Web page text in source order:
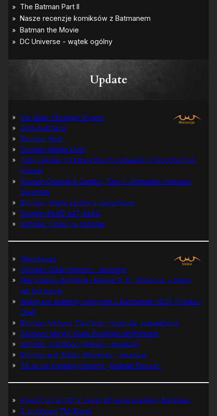
Update
Bat-Man: Pierwszy Rycerz
Grób Batmana
Batman: Hush
Batman: Wojna Cieni
Tuzy Jokera: 13 klasycznych opowieści o zbrodniczym
klaunie
Batman Detective Comics, Tom 1: Gothamski Nokturn:
Uwertura
Batman: Wojna żartów z zagadkami
Batman #445-447, #480
Batman: Śmierć w rodzinie
Wątpliwość
Batman: Dark Patterns – recenzja
Nie prześpij Batmana i Robina P. K. Johnsona + zimny
jak lód bonus
Najlepsze komiksy związane z Batmanem 2025 (Polska i
USA)
Batman Arkham: Clayface – recenzja, prezentacja
Batman i ukryty skarb Berniego Wrightsona
Batman: Full Moon (Pełnia) – recenzja
Batman and Robin: Memento – recenzja
30 lat od polskiej premiery „Batman Forever”
Powrót do lat 60. z okazji 60-lecia premiery Batmana
Z archiwum TM-Semic